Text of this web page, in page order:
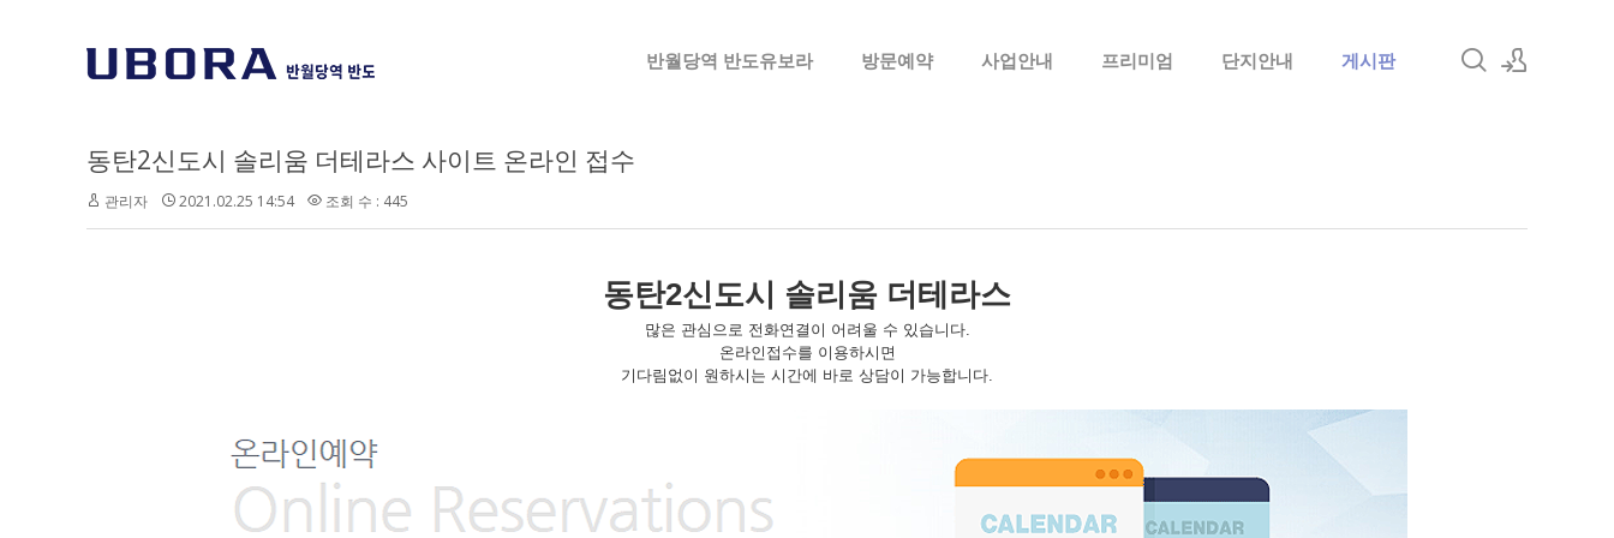
반월당역 반도유보라 방문예약 사업안내 프리미엄 단지안내 게시판
동탄2신도시 솔리움 더테라스 사이트 온라인 접수
관리자 2021.02.25 14:54 조회 수 : 445
동탄2신도시 솔리움 더테라스
많은 관심으로 전화연결이 어려울 수 있습니다.
온라인접수를 이용하시면
기다림없이 원하시는 시간에 바로 상담이 가능합니다.